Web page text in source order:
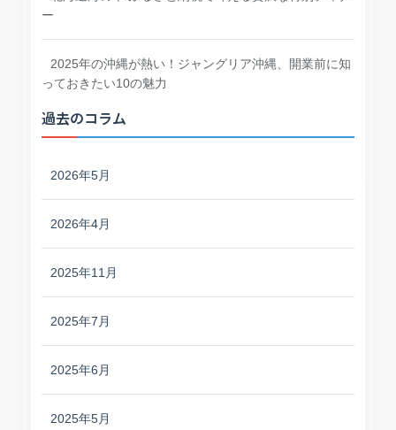
ー
2025年の沖縄が熱い！ジャングリア沖縄、開業前に知
っておきたい10の魅力
過去のコラム
2026年5月
2026年4月
2025年11月
2025年7月
2025年6月
2025年5月